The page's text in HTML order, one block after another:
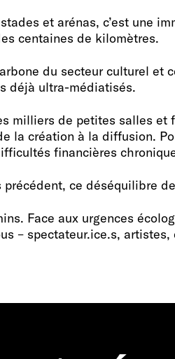
et arénas, c’est une
centaines de kilomètres.
du secteur culturel
déjà ultra-médiatisés.
milliers de petites salles
la création à la diffusion.
financières
ce déséquilibre
Face aux urgences
– spectateur.ice.s,